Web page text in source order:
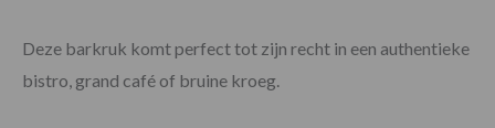
Deze barkruk komt perfect tot zijn recht in een authentieke
bistro, grand café of bruine kroeg.